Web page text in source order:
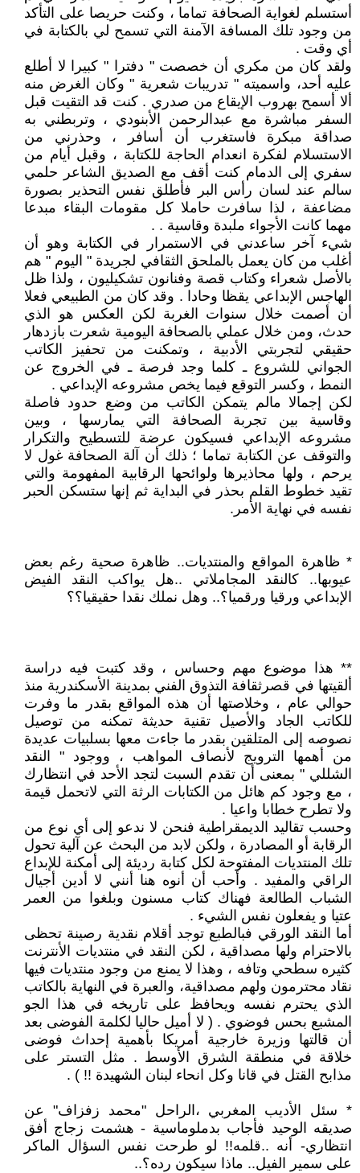
أستسلم لغواية الصحافة تماما ، وكنت حريصا على التأكد
من وجود تلك المسافة الآمنة التي تسمح لي بالكتابة في
أي وقت .
ولقد كان من مكري أن خصصت " دفترا " كبيرا لا أطلع
عليه أحد، واسميته " تدريبات شعرية " وكان الغرض منه
ألا أسمح بهروب الإيقاع من صدري . كنت قد التقيت قبل
السفر مباشرة مع عبدالرحمن الأبنودي ، وتربطني به
صداقة مبكرة فاستغرب أن أسافر ، وحذرني من
الاستسلام لفكرة انعدام الحاجة للكتابة ، وقبل أيام من
سفري إلى الدمام كنت أقف مع الصديق الشاعر حلمي
سالم عند لسان رأس البر فأطلق نفس التحذير بصورة
مضاعفة ، لذا سافرت حاملا كل مقومات البقاء مبدعا
مهما كانت الأجواء ملبدة وقاسية . .
شيء آخر ساعدني في الاستمرار في الكتابة وهو أن
أغلب من كان يعمل بالملحق الثقافي لجريدة " اليوم " هم
بالأصل شعراء وكتاب قصة وفنانون تشكيليون ، ولذا ظل
الهاجس الإبداعي يقظا وحادا . وقد كان من الطبيعي فعلا
أن أصمت خلال سنوات الغربة لكن العكس هو الذي
حدث، ومن خلال عملي بالصحافة اليومية شعرت بازدهار
حقيقي لتجربتي الأدبية ، وتمكنت من تحفيز الكاتب
الجواني للشروع ـ كلما وجد فرصة ـ في الخروج عن
النمط ، وكسر التوقع فيما يخص مشروعه الإبداعي .
لكن إجمالا مالم يتمكن الكاتب من وضع حدود فاصلة
وقاسية بين تجربة الصحافة التي يمارسها ، وبين
مشروعه الإبداعي فسيكون عرضة للتسطيح والتكرار
والتوقف عن الكتابة تماما ؛ ذلك أن آلة الصحافة غول لا
يرحم ، ولها محاذيرها ولوائحها الرقابية المفهومة والتي
تقيد خطوط القلم بحذر في البداية ثم إنها ستسكن الحبر
نفسه في نهاية الأمر.
* ظاهرة المواقع والمنتديات.. ظاهرة صحية رغم بعض
عيوبها.. كالنقد المجاملاتي ..هل يواكب النقد الفيض
الإبداعي ورقيا ورقميا؟.. وهل نملك نقدا حقيقيا؟؟
** هذا موضوع مهم وحساس ، وقد كتبت فيه دراسة
ألقيتها في قصرثقافة التذوق الفني بمدينة الأسكندرية منذ
حوالي عام ، وخلاصتها أن هذه المواقع بقدر ما وفرت
للكاتب الجاد والأصيل تقنية حديثة تمكنه من توصيل
نصوصه إلى المتلقين بقدر ما جاءت معها بسلبيات عديدة
من أهمها الترويج لأنصاف المواهب ، ووجود " النقد
الشللي " بمعنى أن تقدم السبت لتجد الأحد في انتظارك
، مع وجود كم هائل من الكتابات الرثة التي لاتحمل قيمة
ولا تطرح خطابا واعيا .
وحسب تقاليد الديمقراطية فنحن لا ندعو إلى أي نوع من
الرقابة أو المصادرة ، ولكن لابد من البحث عن آلية تحول
تلك المنتديات المفتوحة لكل كتابة رديئة إلى أمكنة للإبداع
الراقي والمفيد . وأحب أن أنوه هنا أنني لا أدين أجيال
الشباب الطالعة فهناك كتاب مسنون وبلغوا من العمر
عتيا و يفعلون نفس الشيء .
أما النقد الورقي فبالطبع توجد أقلام نقدية رصينة تحظى
بالاحترام ولها مصداقية ، لكن النقد في منتديات الأنترنت
كثيره سطحي وتافه ، وهذا لا يمنع من وجود منتديات فيها
نقاد محترمون ولهم مصداقية، والعبرة في النهاية بالكاتب
الذي يحترم نفسه ويحافظ على تاريخه في هذا الجو
المشبع بحس فوضوي . ( لا أميل حاليا لكلمة الفوضى بعد
أن قالتها وزيرة خارجية أمريكا بأهمية إحداث فوضى
خلاقة في منطقة الشرق الأوسط . مثل التستر على
مذابح القتل في قانا وكل انحاء لبنان الشهيدة !! ) .
* سئل الأديب المغربي ،الراحل "محمد زفزاف" عن
صديقه الوحيد فأجاب بدملوماسية - هشمت زجاج أفق
انتظاري- أنه ..قلمه!! لو طرحت نفس السؤال الماكر
على سمير الفيل.. ماذا سيكون رده؟..